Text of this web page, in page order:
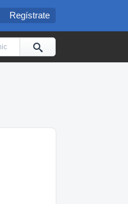
Regístrate